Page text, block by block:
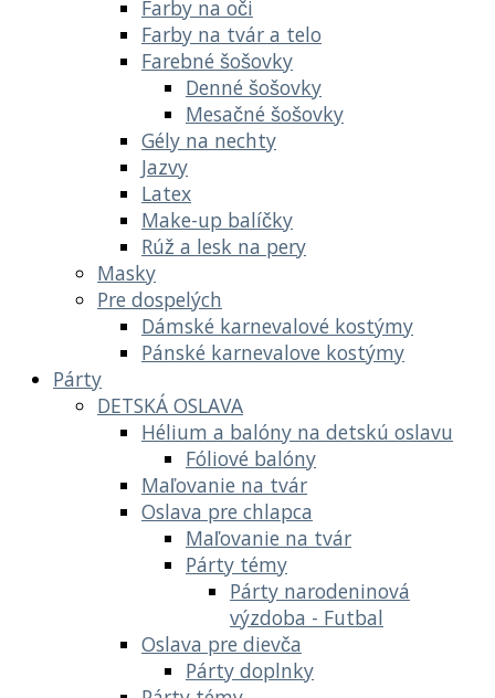
Farby na oči
Farby na tvár a telo
Farebné šošovky
Denné šošovky
Mesačné šošovky
Gély na nechty
Jazvy
Latex
Make-up balíčky
Rúž a lesk na pery
Masky
Pre dospelých
Dámské karnevalové kostýmy
Pánské karnevalove kostýmy
Párty
DETSKÁ OSLAVA
Hélium a balóny na detskú oslavu
Fóliové balóny
Maľovanie na tvár
Oslava pre chlapca
Maľovanie na tvár
Párty témy
Párty narodeninová
výzdoba - Futbal
Oslava pre dievča
Párty doplnky